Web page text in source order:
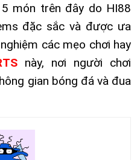
món trên đây do HI88
đặc sắc và được ưa
các mẹo chơi hay
này, nơi người chơi
gian bóng đá và đua